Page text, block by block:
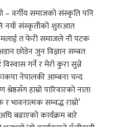
वर्गीय समाजको संस्कृति पनि
नयाँ संस्कृतीको शुरुआत
मलाई त फेरी समाजले नौ पटक
छोडेन जुन विज्ञान सम्बत
गर्ने र मेरो कुरा सुन्ने
नेपालकी आम्बना चन्द
हाम्रो पारिवारको नाता
भावनात्मक सम्वद्ध राम्रो’
बढाएको कार्यक्रम बारे